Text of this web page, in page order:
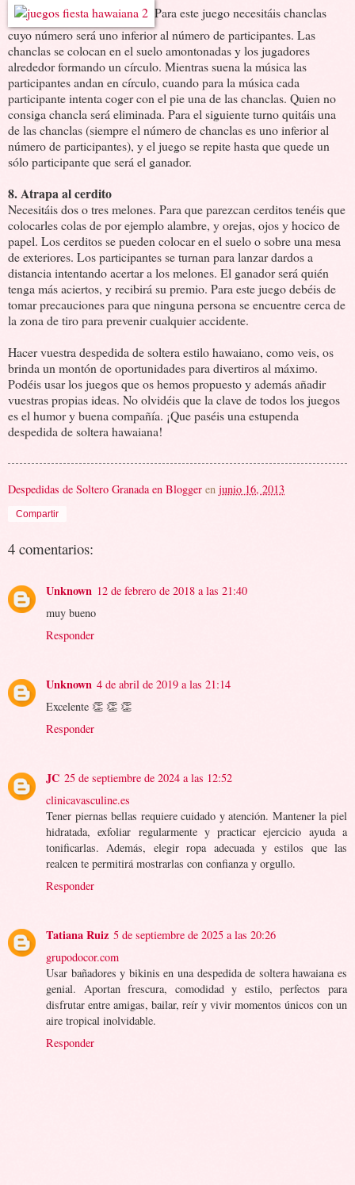
Para este juego necesitáis chanclas
cuyo número será uno inferior al número de participantes. Las
chanclas se colocan en el suelo amontonadas y los jugadores
alrededor formando un círculo. Mientras suena la música las
participantes andan en círculo, cuando para la música cada
participante intenta coger con el pie una de las chanclas. Quien no
consiga chancla será eliminada. Para el siguiente turno quitáis una
de las chanclas (siempre el número de chanclas es uno inferior al
número de participantes), y el juego se repite hasta que quede un
sólo participante que será el ganador.
8. Atrapa al cerdito
Necesitáis dos o tres melones. Para que parezcan cerditos tenéis que
colocarles colas de por ejemplo alambre, y orejas, ojos y hocico de
papel. Los cerditos se pueden colocar en el suelo o sobre una mesa
de exteriores. Los participantes se turnan para lanzar dardos a
distancia intentando acertar a los melones. El ganador será quién
tenga más aciertos, y recibirá su premio. Para este juego debéis de
tomar precauciones para que ninguna persona se encuentre cerca de
la zona de tiro para prevenir cualquier accidente.
Hacer vuestra despedida de soltera estilo hawaiano, como veis, os
brinda un montón de oportunidades para divertiros al máximo.
Podéis usar los juegos que os hemos propuesto y además añadir
vuestras propias ideas. No olvidéis que la clave de todos los juegos
es el humor y buena compañía. ¡Que paséis una estupenda
despedida de soltera hawaiana!
Despedidas de Soltero Granada en Blogger en junio 16, 2013
Compartir
4 comentarios:
Unknown 12 de febrero de 2018 a las 21:40
muy bueno
Responder
Unknown 4 de abril de 2019 a las 21:14
Excelente 👏 👏 👏
Responder
JC 25 de septiembre de 2024 a las 12:52
clinicavasculine.es
Tener piernas bellas requiere cuidado y atención. Mantener la piel
hidratada, exfoliar regularmente y practicar ejercicio ayuda a
tonificarlas. Además, elegir ropa adecuada y estilos que las
realcen te permitirá mostrarlas con confianza y orgullo.
Responder
Tatiana Ruiz 5 de septiembre de 2025 a las 20:26
grupodocor.com
Usar bañadores y bikinis en una despedida de soltera hawaiana es
genial. Aportan frescura, comodidad y estilo, perfectos para
disfrutar entre amigas, bailar, reír y vivir momentos únicos con un
aire tropical inolvidable.
Responder